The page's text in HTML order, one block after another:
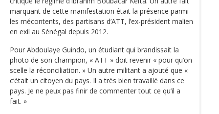
marquant de cette manifestation était la présence parmi
les mécontents, des partisans d’ATT, l’ex-président malien
en exil au Sénégal depuis 2012.
Pour Abdoulaye Guindo, un étudiant qui brandissait la
photo de son champion, « ATT » doit revenir « pour qu’on
scelle la réconciliation. » Un autre militant a ajouté que «
c‘était un citoyen du pays. Il a très bien travaillé dans ce
pays. Je ne peux pas finir de commenter tout ce qu’il a
fait. »